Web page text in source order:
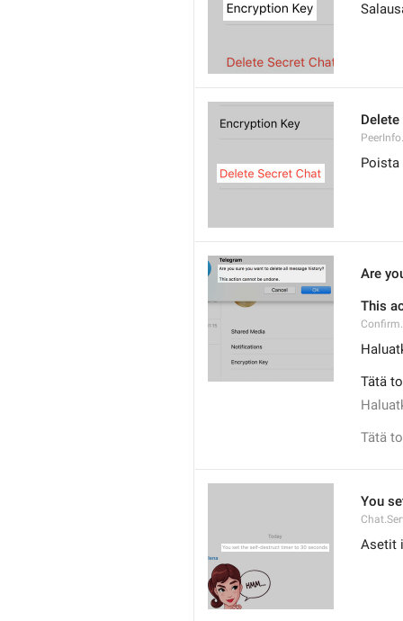
Poista
Are
This
Tätä
Tätä
You
Asetit